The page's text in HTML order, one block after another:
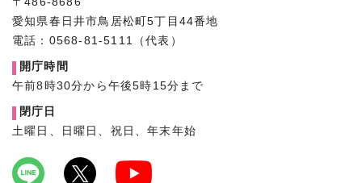
愛知県春日井市鳥居松町5丁目44番地
電話：0568-81-5111（代表）
開庁時間
午前8時30分から午後5時15分まで
閉庁日
土曜日、日曜日、祝日、年末年始